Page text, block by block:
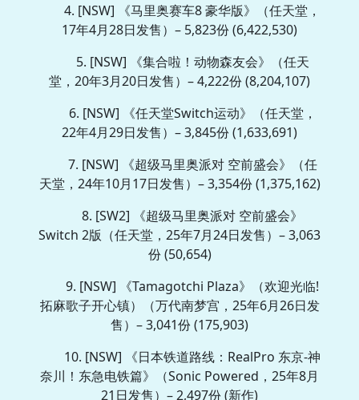
4. [NSW] 《马里奥赛车8 豪华版》（任天堂，
17年4月28日发售）– 5,823份 (6,422,530)
5. [NSW] 《集合啦！动物森友会》（任天
堂，20年3月20日发售）– 4,222份 (8,204,107)
6. [NSW] 《任天堂Switch运动》（任天堂，
22年4月29日发售）– 3,845份 (1,633,691)
7. [NSW] 《超级马里奥派对 空前盛会》（任
天堂，24年10月17日发售）– 3,354份 (1,375,162)
8. [SW2] 《超级马里奥派对 空前盛会》
Switch 2版（任天堂，25年7月24日发售）– 3,063
份 (50,654)
9. [NSW] 《Tamagotchi Plaza》（欢迎光临!
拓麻歌子开心镇）（万代南梦宫，25年6月26日发
售）– 3,041份 (175,903)
10. [NSW] 《日本铁道路线：RealPro 东京-神
奈川！东急电铁篇》（Sonic Powered，25年8月
21日发售）– 2,497份 (新作)